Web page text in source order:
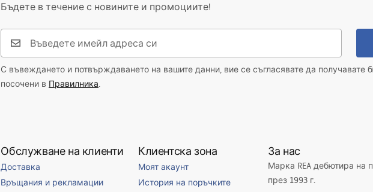
Бъдете в течение с новините и промоциите!
С въвеждането и потвърждаването на вашите данни, вие се съгласявате да получавате
посочени в Правилника.
Обслужване на клиенти
Доставка
Връщания и рекламации
Клиентска зона
Моят акаунт
История на поръчките
За нас
Марка REA дебютира на
през 1993 г.